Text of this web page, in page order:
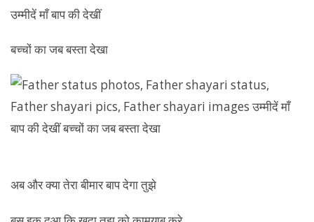
उम्मीदें माँ बाप की देखीं
बच्चों का जब बस्ता देखा
अब और क्या तेरा बीमार बाप देगा तुझे